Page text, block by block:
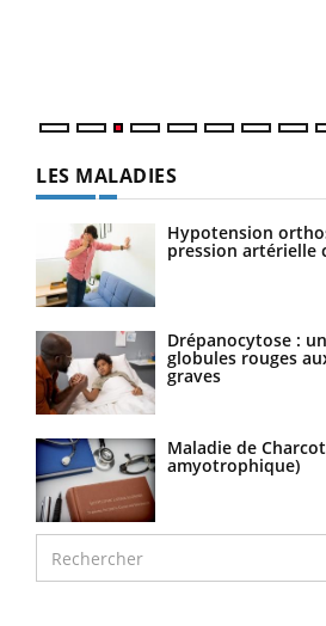
LES MALADIES
Hypotension
pression artérielle
Drépanocytose :
globules rouges
graves
Maladie de
amyotrophique)